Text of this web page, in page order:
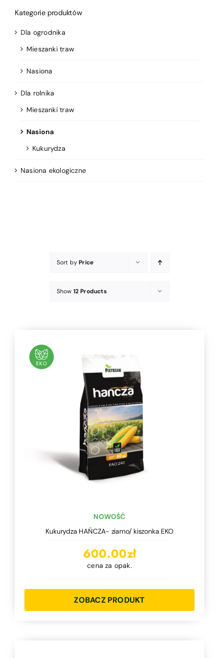
Sort byPrice
Show 12 Products
NOWOŚĆ
Kukurydza HAŃCZA- ziarno/ kiszonka EKO
600.00zł
cena za opak.
ZOBACZ PRODUKT
Kategorie produktów
Dla ogrodnika
Mieszanki traw
Nasiona
Dla rolnika
Mieszanki traw
Nasiona
Kukurydza
Nasiona ekologiczne